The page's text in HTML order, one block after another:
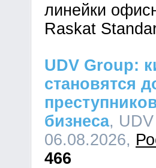
линейки
Raskat
UDV Group:
становятся
бизнеса,
06.08.2026,
466